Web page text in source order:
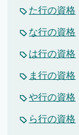
た行の資格
な行の資格
は行の資格
ま行の資格
や行の資格
ら行の資格